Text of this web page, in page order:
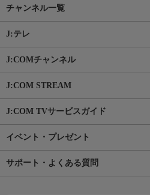
チャンネル一覧
J:テレ
J:COMチャンネル
J:COM STREAM
J:COM TVサービスガイド
イベント・プレゼント
サポート・よくある質問